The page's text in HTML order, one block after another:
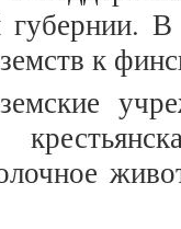
В
к
земские